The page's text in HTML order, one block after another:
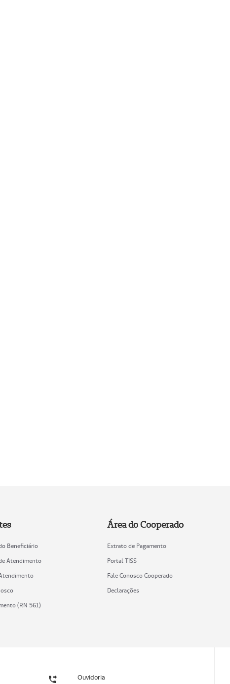
Beneficiário
Atendimento
(RN 561)
Área do Cooperado
Extrato de Pagamento
Portal TISS
Fale Conosco Cooperado
Declarações
Ouvidoria